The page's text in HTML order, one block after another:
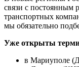
связи с постоянным
транспортных
мы обязательно
Уже открыты
в Мариуполе